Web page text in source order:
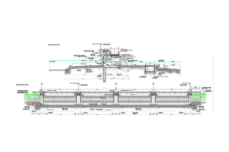
riduzione del rischio
idraulico e al risanamento
ambientale nei bacini del
fiume Topino a torrente
Chiona – 1° stralcio 2° lotto
– Messa in sicurezza della